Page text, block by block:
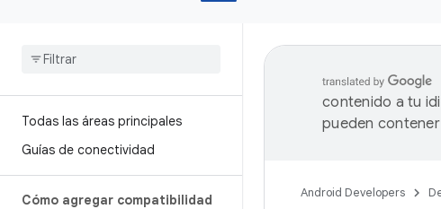
Todas las áreas principales
Guías de conectividad
Cómo agregar compatibilidad
contenido a tu
pueden
Android Developers